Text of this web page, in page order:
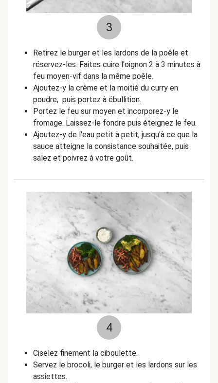
3
Retirez le burger et les lardons de la poêle et
réservez-les. Faites cuire l'oignon 2 à 3 minutes à
feu moyen-vif dans la même poêle.
Ajoutez-y la crème et la moitié du curry en
poudre, puis portez à ébullition.
Portez le feu sur moyen et incorporez-y le
fromage. Laissez-le fondre puis éteignez le feu.
Ajoutez-y de l'eau petit à petit, jusqu'à ce que la
sauce atteigne la consistance souhaitée, puis
salez et poivrez à votre goût.
4
Ciselez finement la ciboulette.
Servez le brocoli, le burger et les lardons sur les
assiettes.